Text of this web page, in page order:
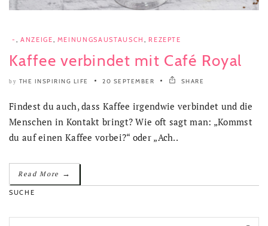
- ANZEIGE MEINUNGSAUSTAUSCH REZEPTE
Kaffee verbindet mit Café Royal
by THE INSPIRING LIFE 20 SEPTEMBER SHARE
Findest du auch, dass Kaffee irgendwie verbindet und die
Menschen in Kontakt bringt? Wie oft sagt man: „Kommst
du auf einen Kaffee vorbei?“ oder „Ach..
Read More →
SUCHE